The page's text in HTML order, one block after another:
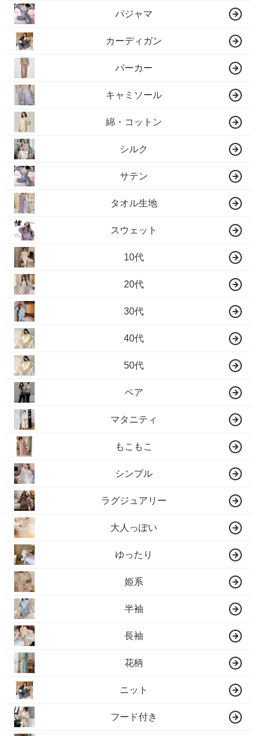
パジャマ
カーディガン
パーカー
キャミソール
綿・コットン
シルク
サテン
タオル生地
スウェット
10代
20代
30代
40代
50代
ペア
マタニティ
もこもこ
シンプル
ラグジュアリー
大人っぽい
ゆったり
姫系
半袖
長袖
花柄
ニット
フード付き